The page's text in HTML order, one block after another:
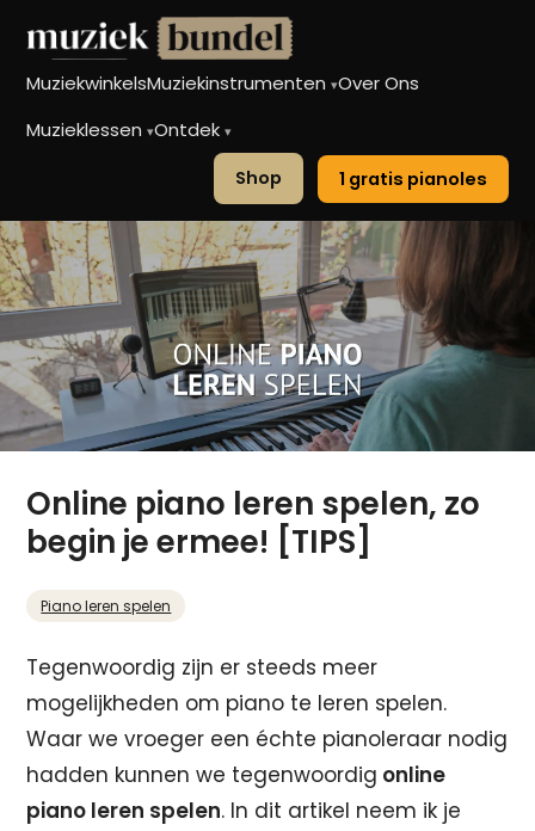
MuziekwinkelsMuziekinstrumenten▾Over Ons
Muzieklessen▾Ontdek▾
Shop 1 gratis pianoles
Online piano leren spelen, zo
begin je ermee! [TIPS]
Piano leren spelen
Tegenwoordig zijn er steeds meer
mogelijkheden om piano te leren spelen.
Waar we vroeger een échte pianoleraar nodig
hadden kunnen we tegenwoordig online
piano leren spelen. In dit artikel neem ik je